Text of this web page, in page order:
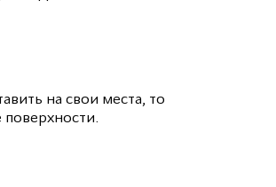
на свои места, то
поверхности.